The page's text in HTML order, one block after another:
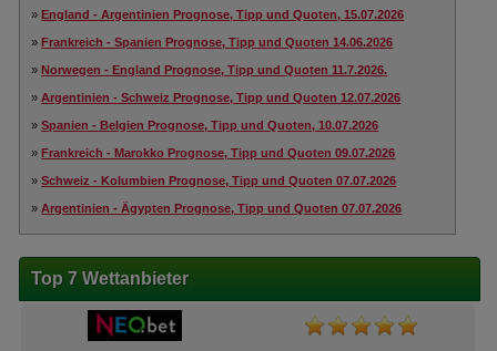
»England - Argentinien Prognose, Tipp und Quoten, 15.07.2026
»Frankreich - Spanien Prognose, Tipp und Quoten 14.06.2026
»Norwegen - England Prognose, Tipp und Quoten 11.7.2026.
»Argentinien - Schweiz Prognose, Tipp und Quoten 12.07.2026
»Spanien - Belgien Prognose, Tipp und Quoten, 10.07.2026
»Frankreich - Marokko Prognose, Tipp und Quoten 09.07.2026
»Schweiz - Kolumbien Prognose, Tipp und Quoten 07.07.2026
»Argentinien - Ägypten Prognose, Tipp und Quoten 07.07.2026
Top 7 Wettanbieter